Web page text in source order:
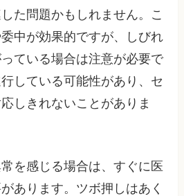
た問題かもしれません。こ
中が効果的ですが、しびれ
ている場合は注意が必要で
している可能性があり、セ
しきれないことがありま
を感じる場合は、すぐに医
あります。ツボ押しはあく